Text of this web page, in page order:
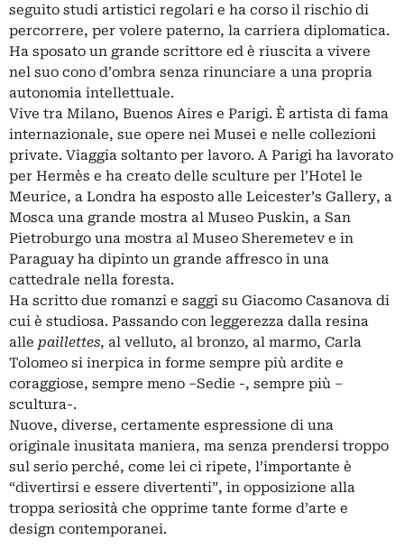
seguito studi artistici regolari e ha corso il rischio di
percorrere, per volere paterno, la carriera diplomatica.
Ha sposato un grande scrittore ed è riuscita a vivere
nel suo cono d’ombra senza rinunciare a una propria
autonomia intellettuale.
Vive tra Milano, Buenos Aires e Parigi. È artista di fama
internazionale, sue opere nei Musei e nelle collezioni
private. Viaggia soltanto per lavoro. A Parigi ha lavorato
per Hermès e ha creato delle sculture per l’Hotel le
Meurice, a Londra ha esposto alle Leicester’s Gallery, a
Mosca una grande mostra al Museo Puskin, a San
Pietroburgo una mostra al Museo Sheremetev e in
Paraguay ha dipinto un grande affresco in una
cattedrale nella foresta.
Ha scritto due romanzi e saggi su Giacomo Casanova di
cui è studiosa. Passando con leggerezza dalla resina
alle paillettes, al velluto, al bronzo, al marmo, Carla
Tolomeo si inerpica in forme sempre più ardite e
coraggiose, sempre meno –Sedie -, sempre più –
scultura-.
Nuove, diverse, certamente espressione di una
originale inusitata maniera, ma senza prendersi troppo
sul serio perché, come lei ci ripete, l’importante è
“divertirsi e essere divertenti”, in opposizione alla
troppa seriosità che opprime tante forme d’arte e
design contemporanei.